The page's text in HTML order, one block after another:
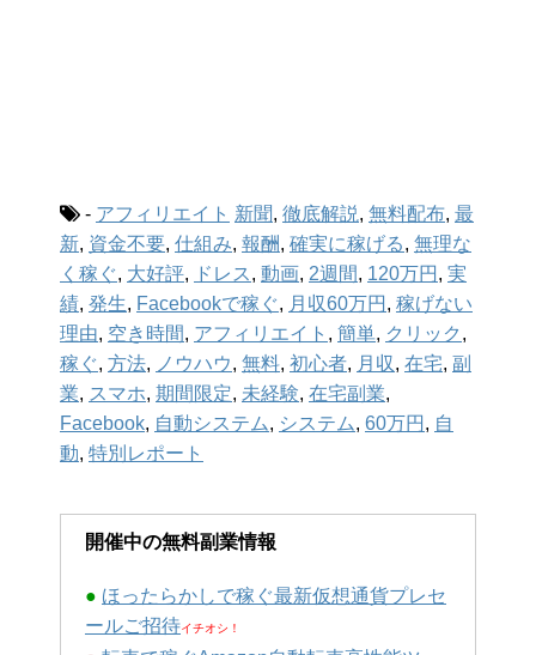
- アフィリエイト 新聞, 徹底解説, 無料配布, 最
新, 資金不要, 仕組み, 報酬, 確実に稼げる, 無理な
く稼ぐ, 大好評, ドレス , 動画, 2週間, 120万円 , 実
績, 発生, Facebookで稼ぐ, 月収60万円 , 稼げない
理由, 空き時間, アフィリエイト , 簡単, クリック ,
稼ぐ, 方法, ノウハウ, 無料, 初心者, 月収, 在宅, 副
業, スマホ, 期間限定, 未経験, 在宅副業,
Facebook, 自動システム, システム, 60万円 , 自
動, 特別レポート
開催中の無料副業情報
● ほったらかしで稼ぐ最新仮想通貨プレセ
ールご招待イチオシ！